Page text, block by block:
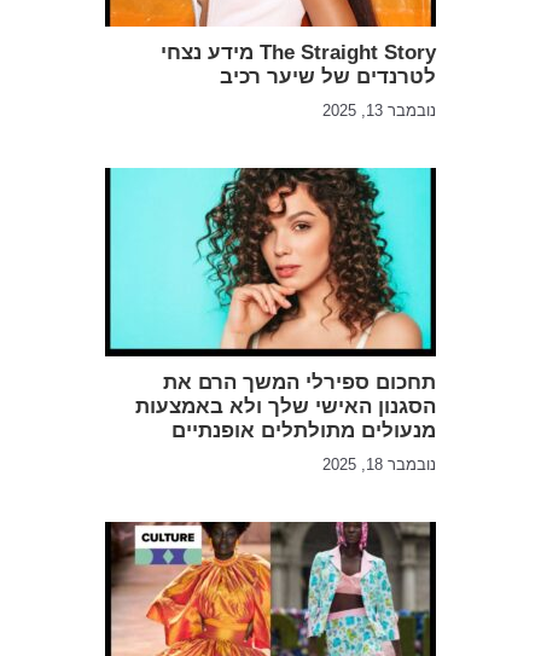
The Straight Story מידע נצחי
לטרנדים של שיער רכיב
נובמבר 13, 2025
תחכום ספירלי המשך הרם את
הסגנון האישי שלך ולא באמצעות
מנעולים מתולתלים אופנתיים
נובמבר 18, 2025